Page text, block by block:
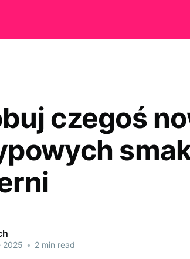
czegoś
2025 • 2 min read